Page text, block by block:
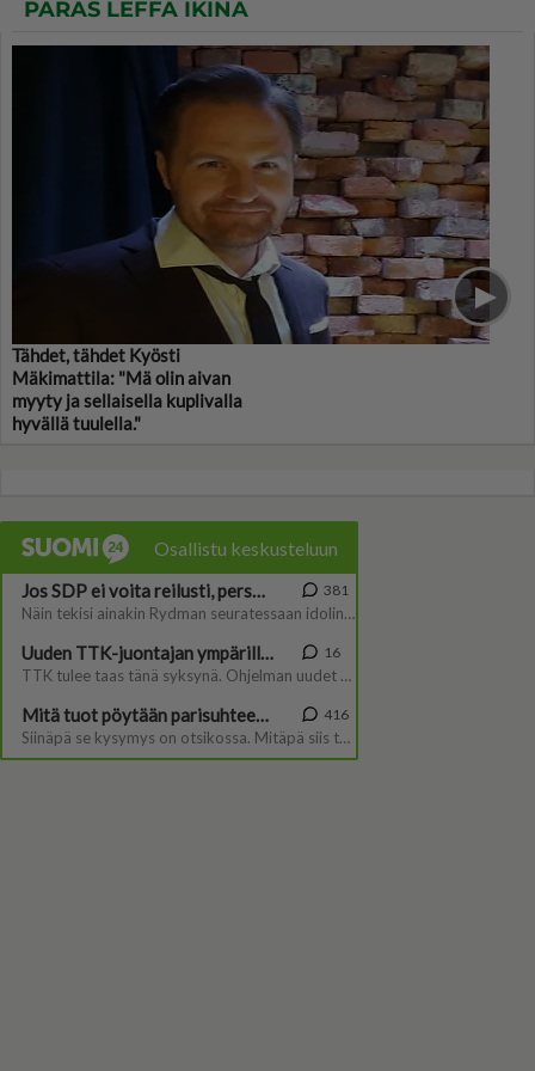
PARAS LEFFA IKINÄ
Tähdet, tähdet Kyösti
Mäkimattila: "Mä olin aivan
myyty ja sellaisella kuplivalla
hyvällä tuulella."